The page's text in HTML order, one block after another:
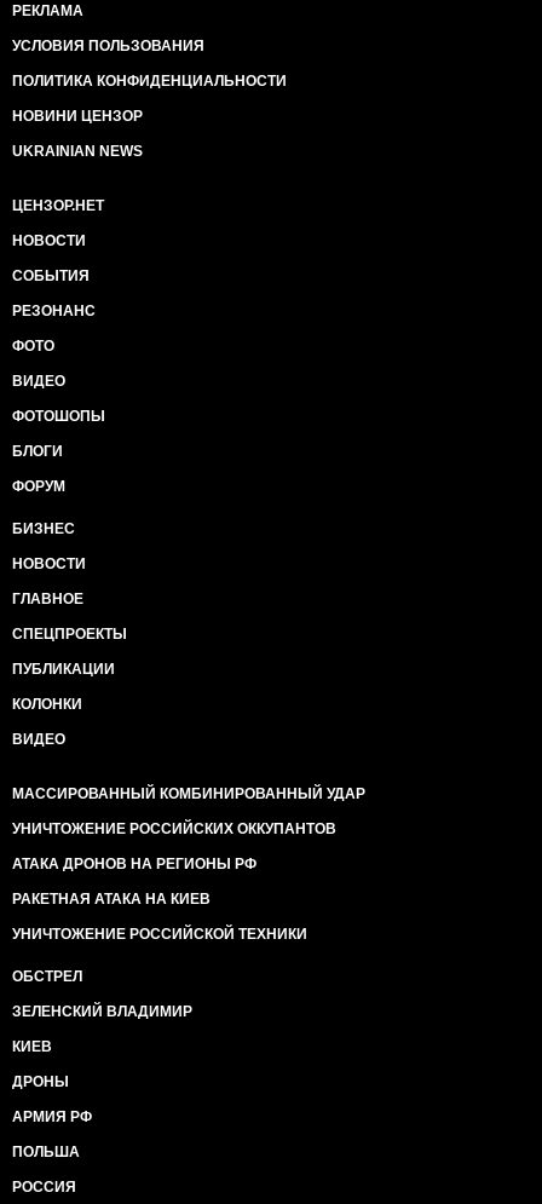
РЕКЛАМА
УСЛОВИЯ ПОЛЬЗОВАНИЯ
ПОЛИТИКА КОНФИДЕНЦИАЛЬНОСТИ
НОВИНИ ЦЕНЗОР
UKRAINIAN NEWS
ЦЕНЗОР.НЕТ
НОВОСТИ
СОБЫТИЯ
РЕЗОНАНС
ФОТО
ВИДЕО
ФОТОШОПЫ
БЛОГИ
ФОРУМ
БИЗНЕС
НОВОСТИ
ГЛАВНОЕ
СПЕЦПРОЕКТЫ
ПУБЛИКАЦИИ
КОЛОНКИ
ВИДЕО
МАССИРОВАННЫЙ КОМБИНИРОВАННЫЙ УДАР
УНИЧТОЖЕНИЕ РОССИЙСКИХ ОККУПАНТОВ
АТАКА ДРОНОВ НА РЕГИОНЫ РФ
РАКЕТНАЯ АТАКА НА КИЕВ
УНИЧТОЖЕНИЕ РОССИЙСКОЙ ТЕХНИКИ
ОБСТРЕЛ
ЗЕЛЕНСКИЙ ВЛАДИМИР
КИЕВ
ДРОНЫ
АРМИЯ РФ
ПОЛЬША
РОССИЯ